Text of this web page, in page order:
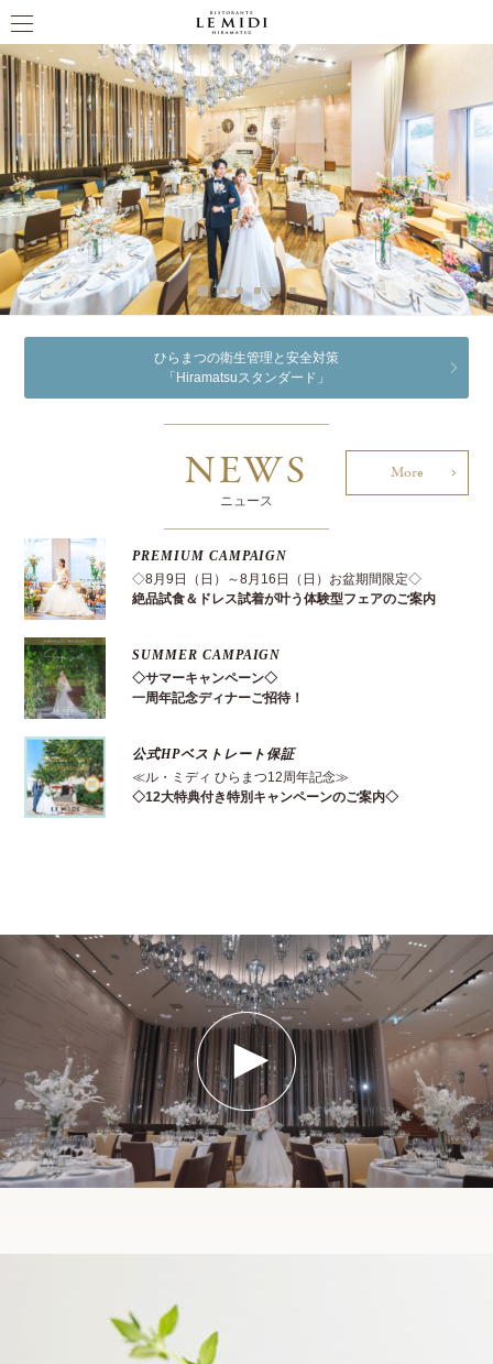
ひらまつの衛生管理と安全対策
「Hiramatsuスタンダード」
NEWS
ニュース
More
PREMIUM CAMPAIGN
◇8月9日（日）～8月16日（日）お盆期間限定◇
絶品試食＆ドレス試着が叶う体験型フェアのご案内
SUMMER CAMPAIGN
◇サマーキャンペーン◇
一周年記念ディナーご招待！
公式HPベストレート保証
≪ル・ミディ ひらまつ12周年記念≫
◇12大特典付き特別キャンペーンのご案内◇